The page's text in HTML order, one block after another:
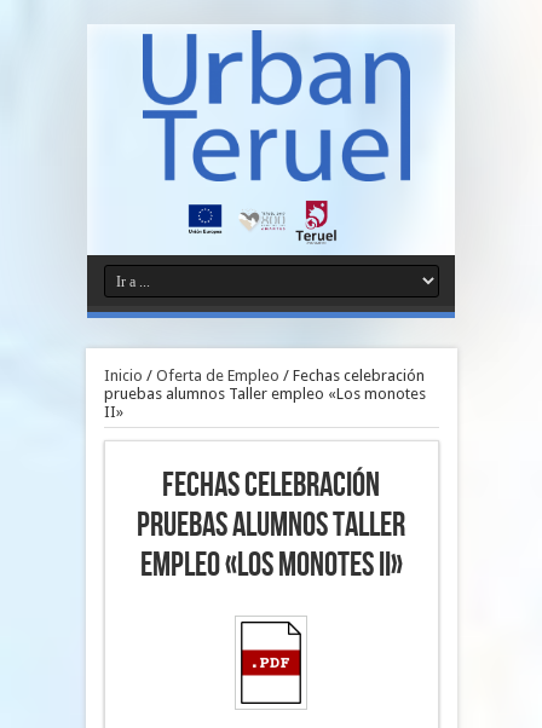
Inicio / Oferta de Empleo / Fechas celebración
pruebas alumnos Taller empleo «Los monotes
II»
Fechas celebración
pruebas alumnos Taller
empleo «Los monotes II»